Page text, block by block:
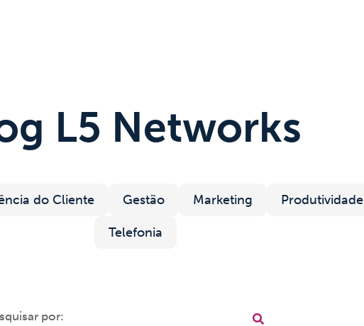
L5 Networks
do Cliente Gestão Marketing Produtividade
Telefonia